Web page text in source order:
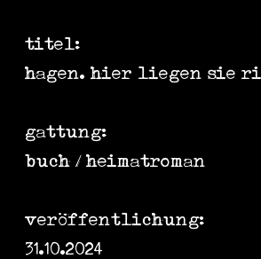
titel:
hagen. hier liegen sie
gattung:
buch / heimatroman
veröffentlichung:
31.10.2024